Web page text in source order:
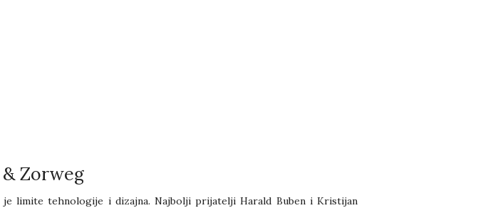
Zorweg
je limite tehnologije i dizajna. Najbolji prijatelji Harald Buben i Kristijan